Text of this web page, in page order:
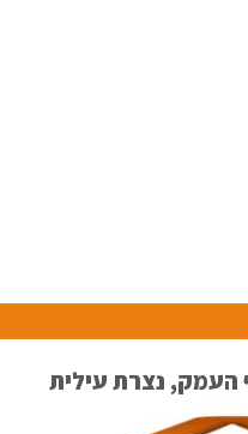
העמק, נצרת עילית